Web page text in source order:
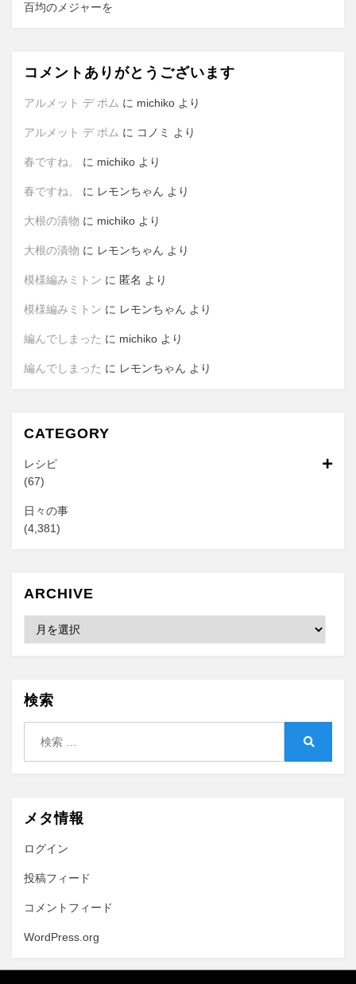
百均のメジャーを
コメントありがとうございます
アルメット デ ポム に michiko より
アルメット デ ポム に コノミ より
春ですね。 に michiko より
春ですね。 に レモンちゃん より
大根の漬物 に michiko より
大根の漬物 に レモンちゃん より
模様編みミトン に 匿名 より
模様編みミトン に レモンちゃん より
編んでしまった に michiko より
編んでしまった に レモンちゃん より
CATEGORY
レシピ
(67)
日々の事
(4,381)
ARCHIVE
Archive
検索
メタ情報
ログイン
投稿フィード
コメントフィード
WordPress.org